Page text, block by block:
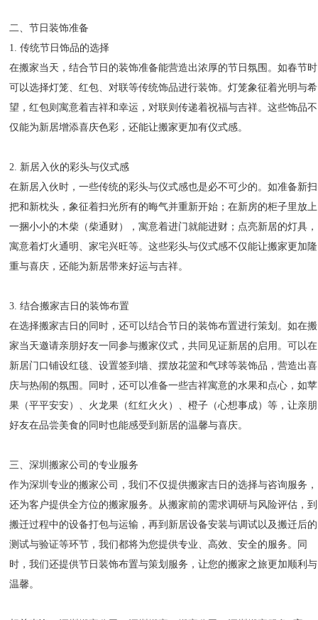
二、节日装饰准备
1. 传统节日饰品的选择
在搬家当天，结合节日的装饰准备能营造出浓厚的节日氛围。如春节时
可以选择灯笼、红包、对联等传统饰品进行装饰。灯笼象征着光明与希
望，红包则寓意着吉祥和幸运，对联则传递着祝福与吉祥。这些饰品不
仅能为新居增添喜庆色彩，还能让搬家更加有仪式感。
2. 新居入伙的彩头与仪式感
在新居入伙时，一些传统的彩头与仪式感也是必不可少的。如准备新扫
把和新枕头，象征着扫光所有的晦气并重新开始；在新房的柜子里放上
一捆小小的木柴（柴通财），寓意着进门就能进财；点亮新居的灯具，
寓意着灯火通明、家宅兴旺等。这些彩头与仪式感不仅能让搬家更加隆
重与喜庆，还能为新居带来好运与吉祥。
3. 结合搬家吉日的装饰布置
在选择搬家吉日的同时，还可以结合节日的装饰布置进行策划。如在搬
家当天邀请亲朋好友一同参与搬家仪式，共同见证新居的启用。可以在
新居门口铺设红毯、设置签到墙、摆放花篮和气球等装饰品，营造出喜
庆与热闹的氛围。同时，还可以准备一些吉祥寓意的水果和点心，如苹
果（平平安安）、火龙果（红红火火）、橙子（心想事成）等，让亲朋
好友在品尝美食的同时也能感受到新居的温馨与喜庆。
三、深圳搬家公司的专业服务
作为深圳专业的搬家公司，我们不仅提供搬家吉日的选择与咨询服务，
还为客户提供全方位的搬家服务。从搬家前的需求调研与风险评估，到
搬迁过程中的设备打包与运输，再到新居设备安装与调试以及搬迁后的
测试与验证等环节，我们都将为您提供专业、高效、安全的服务。同
时，我们还提供节日装饰布置与策划服务，让您的搬家之旅更加顺利与
温馨。